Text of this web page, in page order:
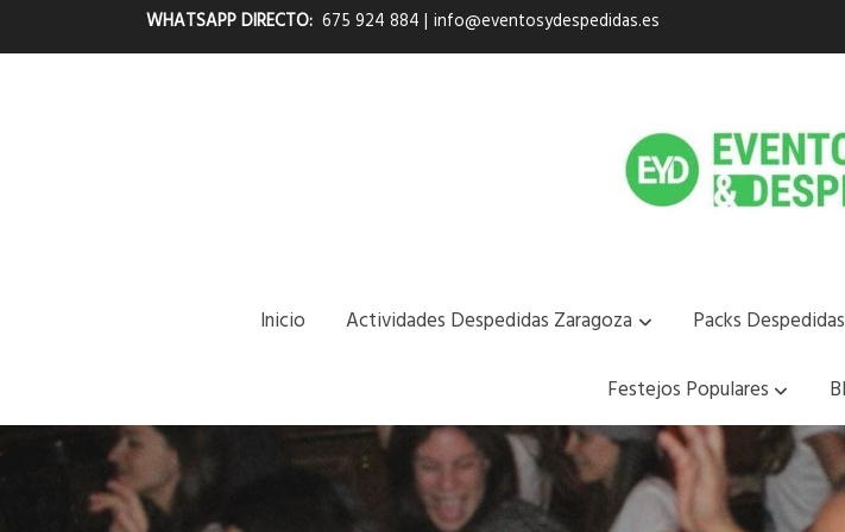
WHATSAPP DIRECTO: 675 924 884 | info@eventosydespedidas.es
Inicio Actividades Despedidas Zaragoza Packs
Festejos Populares